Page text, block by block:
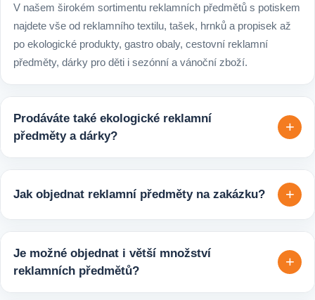
V našem širokém sortimentu reklamních předmětů s potiskem
najdete vše od reklamního textilu, tašek, hrnků a propisek až
po ekologické produkty, gastro obaly, cestovní reklamní
předměty, dárky pro děti i sezónní a vánoční zboží.
Prodáváte také ekologické reklamní
předměty a dárky?
+
reklamních předmětů. K dispozici jsou i ekologicky udržitelné
varianty, které jsou vhodné pro firmy, jež chtějí spojit svojí
propagaci s odpovědným přístupem k životnímu prostředí.
Jak objednat reklamní předměty na zakázku? +
počtem kusů a představou o potisku. Následně si s vámi
upřesníme doplňující detaily, doporučíme vhodné varianty
Je možné objednat i větší množství
reklamních předmětů?
+